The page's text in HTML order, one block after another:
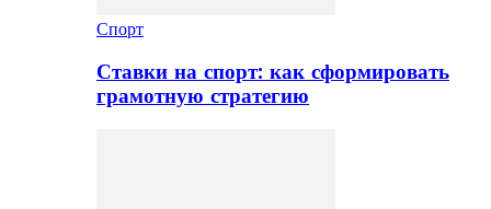
Спорт
Ставки на спорт: как сформировать
грамотную стратегию